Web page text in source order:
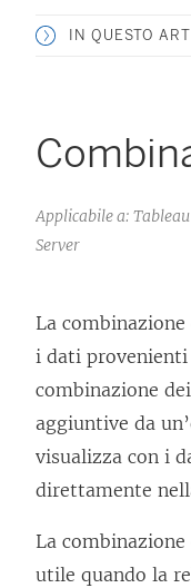
IN QUESTO
Applicabile a:
Server
La
i dati
combinazione
aggiuntive da
visualizza con i
direttamente
La
utile quando la